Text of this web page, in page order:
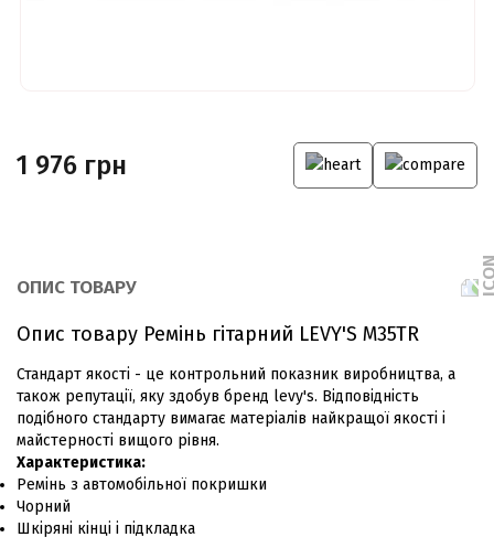
1 976 грн
ОПИС ТОВАРУ
Опис товару Ремінь гітарний LEVY'S M35TR
Стандарт якості - це контрольний показник виробництва, а
також репутації, яку здобув бренд levy's. Відповідність
подібного стандарту вимагає матеріалів найкращої якості і
майстерності вищого рівня.
Характеристика:
Ремінь з автомобільної покришки
Чорний
Шкіряні кінці і підкладка